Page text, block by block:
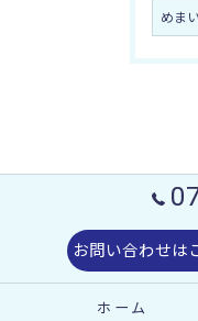
めまい
お問い合わせは
ホーム